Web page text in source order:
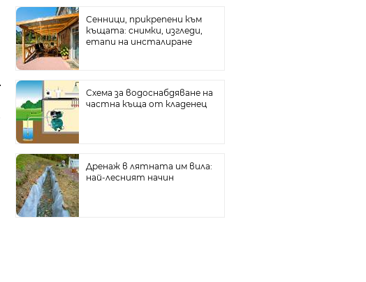
Сенници, прикрепени към
къщата: снимки, изгледи,
етапи на инсталиране
Схема за водоснабдяване на
частна къща от кладенец
Дренаж в лятната им вила:
най-лесният начин